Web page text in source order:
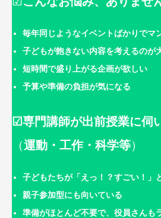
毎年同じようなイベントばかりでマ
子どもが飽きない内容を考えるのが
短時間で盛り上がる企画が欲しい
予算や準備の負担が気になる
☑専門講師が出前授業に伺
（運動・工作・科学等）
子どもたちが「えっ！？すごい！」
親子参加型にも向いている
準備がほとんど不要で、役員さんも